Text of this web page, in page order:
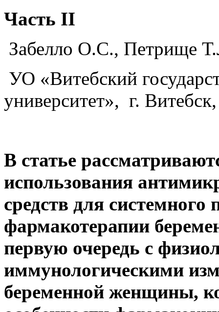
Часть II
Забелло О.С., Петрище
УО «Витебский
университет», г.
В статье
использования
средств для системного
фармакотерапии
первую очередь с
иммунологическими
беременной женщины,